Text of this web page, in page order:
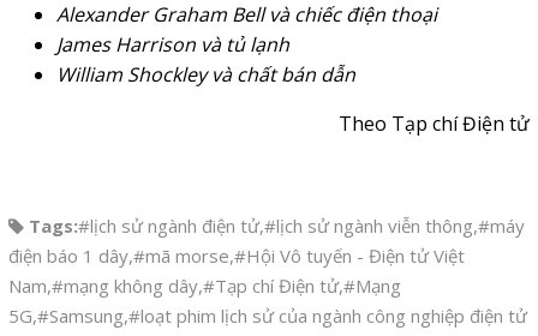
Alexander Graham Bell và chiếc điện thoại
James Harrison và tủ lạnh
William Shockley và chất bán dẫn
Theo Tạp chí Điện tử
Tags:#lịch sử ngành điện tử,#lịch sử ngành viễn thông,#máy
điện báo 1 dây,#mã morse,#Hội Vô tuyến - Điện tử Việt
Nam,#mạng không dây,#Tạp chí Điện tử,#Mạng
5G,#Samsung,#loạt phim lịch sử của ngành công nghiệp điện tử